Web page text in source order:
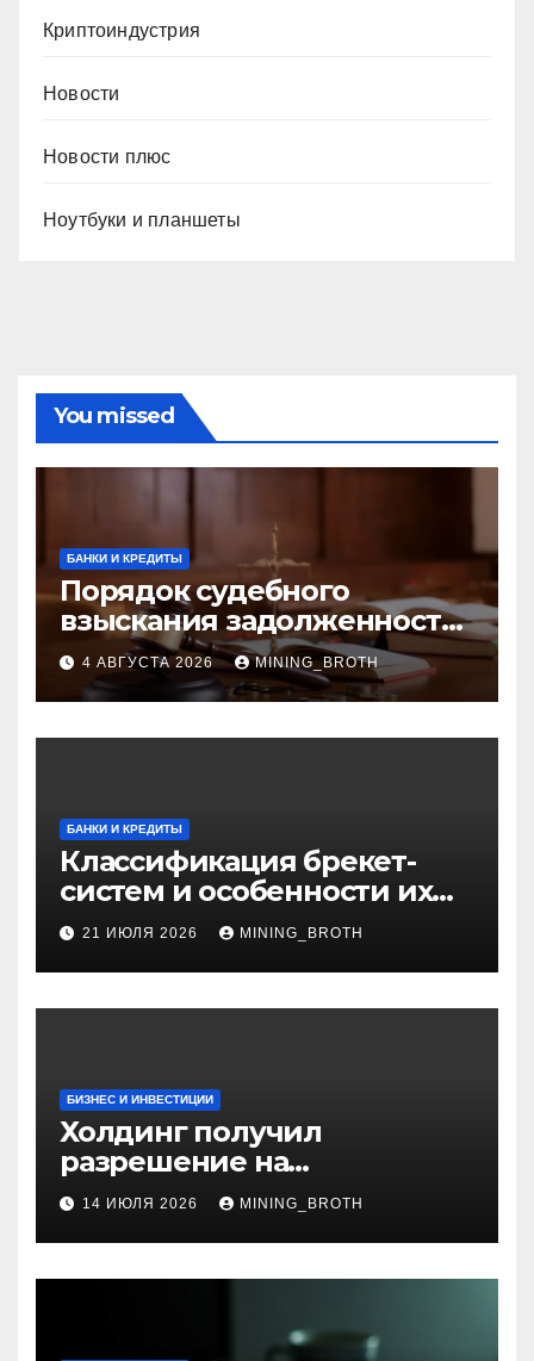
Криптоиндустрия
Новости
Новости плюс
Ноутбуки и планшеты
You missed
БАНКИ И КРЕДИТЫ
Порядок судебного
взыскания задолженности:
ключевые стадии и
нюансы
4 АВГУСТА 2026 MINING_BROTH
БАНКИ И КРЕДИТЫ
Классификация брекет-
систем и особенности их
установки
21 ИЮЛЯ 2026 MINING_BROTH
БИЗНЕС И ИНВЕСТИЦИИ
Холдинг получил
разрешение на
приобретение банка в
Турции
14 ИЮЛЯ 2026 MINING_BROTH